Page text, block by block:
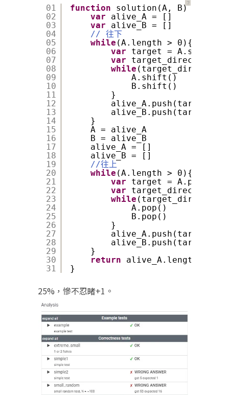
？
01
02
03
04
05
06
07
08
09
10
11
12
13
14
15
16
17
18
19
20
21
22
23
24
25
26
27
28
29
30
31
function
solution(A, B) {
var
alive_A = []
var
alive_B = []
// 往下
while (A.length > 0){
var
target = A.shift()
var
target_direction
while (target_direction
A.shift()
B.shift()
}
alive_A.push(target)
}
A = alive_A
B = alive_B
alive_A = []
alive_B = []
//往上
while (A.length > 0){
var
target = A.pop()
var
target_direction =
while (target_direction
A.pop()
B.pop()
}
alive_A.push(target)
}
return
alive_A.length
}
25%，慘不忍睹+1。